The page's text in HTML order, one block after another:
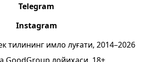
Telegram
Instagram
тилининг имло луғати, 2014–2026